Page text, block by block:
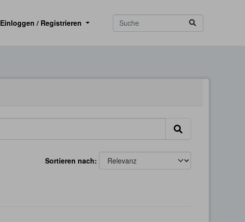
Einloggen / Registrieren
Sortieren nach